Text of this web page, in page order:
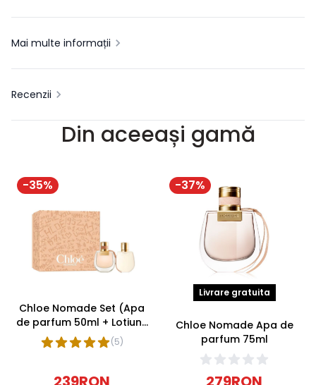
Mai multe informații
Recenzii
Din aceeași gamă
-35%
Chloe Nomade Set (Apa
de parfum 50ml + Lotiune
corp 100ml)(5)
-37%
Livrare gratuita
Chloe Nomade Apa de
parfum 75ml